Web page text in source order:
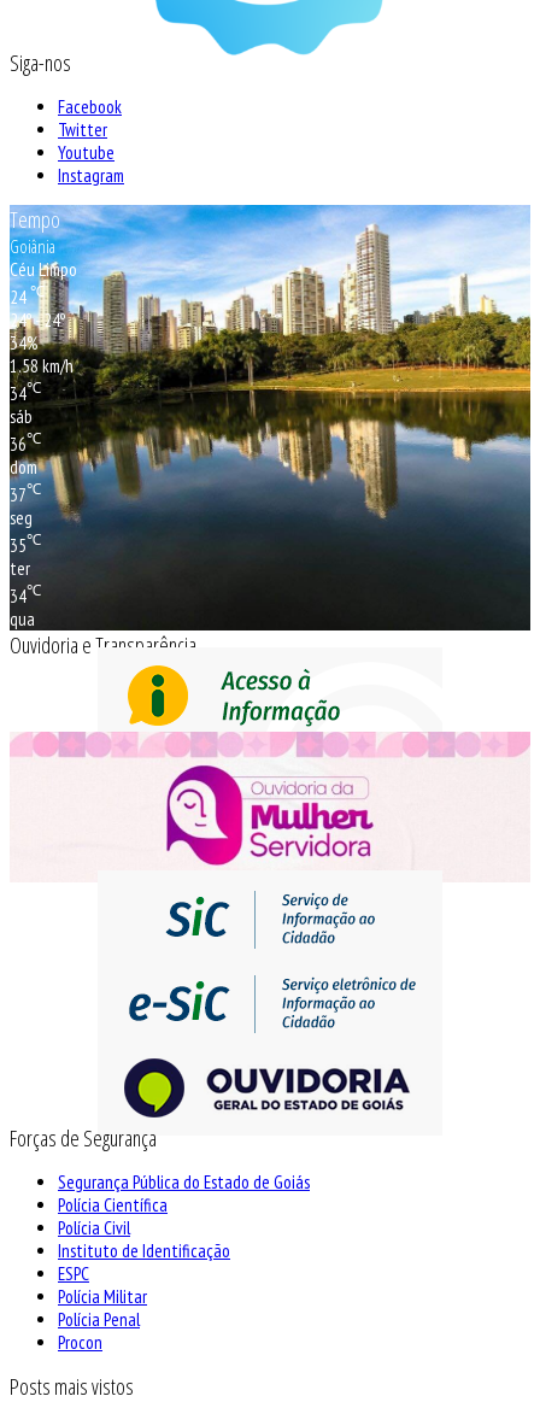
Siga-nos
Facebook
Twitter
Youtube
Instagram
Tempo
Goiânia
Céu Limpo
24℃
24º - 24º
34%
1.58 km/h
34℃
sáb
36℃
dom
37℃
seg
35℃
ter
34℃
qua
Ouvidoria e Transparência
Forças de Segurança
Segurança Pública do Estado de Goiás
Polícia Científica
Polícia Civil
Instituto de Identificação
ESPC
Polícia Militar
Polícia Penal
Procon
Posts mais vistos